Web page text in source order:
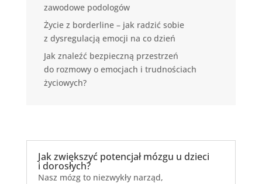
zawodowe podologów
Życie z borderline – jak radzić sobie
z dysregulacją emocji na co dzień
Jak znaleźć bezpieczną przestrzeń
do rozmowy o emocjach i trudnościach
życiowych?
Jak zwiększyć potencjał mózgu u dzieci
i dorosłych?
Nasz mózg to niezwykły narząd,